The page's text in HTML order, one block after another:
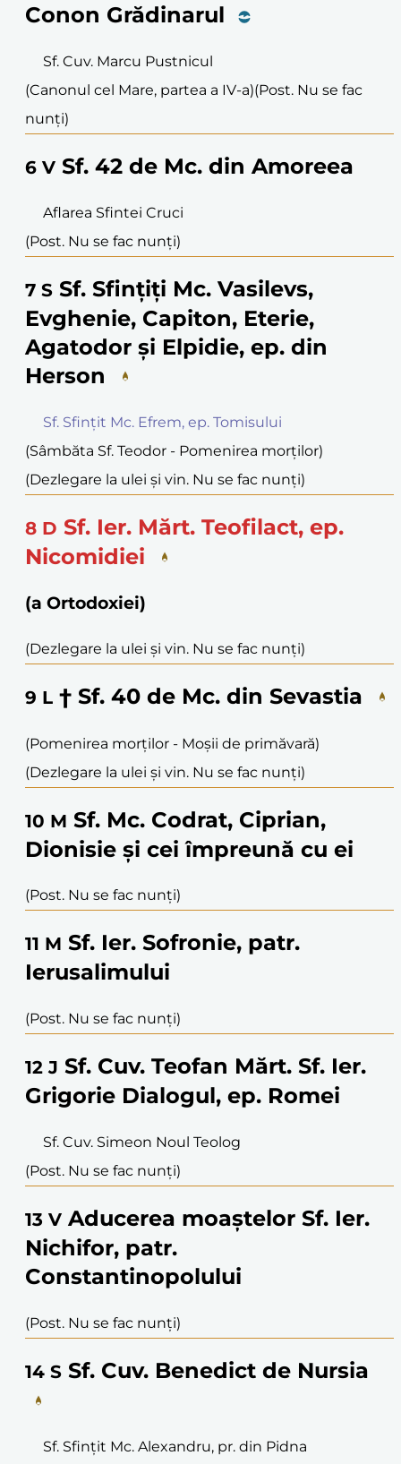
Conon Grădinarul
Sf. Cuv. Marcu Pustnicul
(Canonul cel Mare, partea a IV-a)(Post. Nu se fac
nunți)
6 V Sf. 42 de Mc. din Amoreea
Aflarea Sfintei Cruci
(Post. Nu se fac nunți)
7 S Sf. Sfințiți Mc. Vasilevs,
Evghenie, Capiton, Eterie,
Agatodor și Elpidie, ep. din
Herson
Sf. Sfințit Mc. Efrem, ep. Tomisului
(Sâmbăta Sf. Teodor - Pomenirea morților)
(Dezlegare la ulei și vin. Nu se fac nunți)
8 D Sf. Ier. Mărt. Teofilact, ep.
Nicomidiei
(a Ortodoxiei)
(Dezlegare la ulei și vin. Nu se fac nunți)
9 L † Sf. 40 de Mc. din Sevastia
(Pomenirea morților - Moșii de primăvară)
(Dezlegare la ulei și vin. Nu se fac nunți)
10 M Sf. Mc. Codrat, Ciprian,
Dionisie și cei împreună cu ei
(Post. Nu se fac nunți)
11 M Sf. Ier. Sofronie, patr.
Ierusalimului
(Post. Nu se fac nunți)
12 J Sf. Cuv. Teofan Mărt. Sf. Ier.
Grigorie Dialogul, ep. Romei
Sf. Cuv. Simeon Noul Teolog
(Post. Nu se fac nunți)
13 V Aducerea moaștelor Sf. Ier.
Nichifor, patr.
Constantinopolului
(Post. Nu se fac nunți)
14 S Sf. Cuv. Benedict de Nursia
Sf. Sfințit Mc. Alexandru, pr. din Pidna